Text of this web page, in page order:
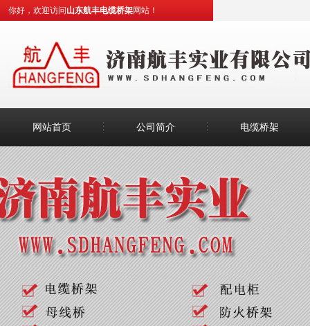
你好，欢迎访问山东航丰电缆桥架网站！
网站首页 公司简介 电缆桥架